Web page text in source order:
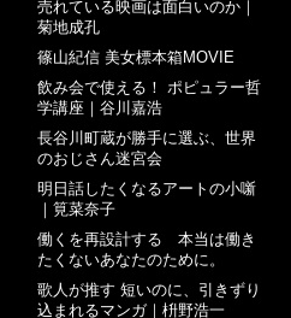
売れている映画は面白いのか｜
菊地成孔
篠山紀信 美女標本箱MOVIE
飲み会で使える！ ポピュラー哲
学講座｜谷川嘉浩
長谷川町蔵が勝手に選ぶ、世界
のおじさん迷宮会
明日話したくなるアートの小噺
｜筧菜奈子
働くを再設計する 本当は働き
たくないあなたのために。
歌人が推す 短いのに、引きずり
込まれるマンガ｜枡野浩一